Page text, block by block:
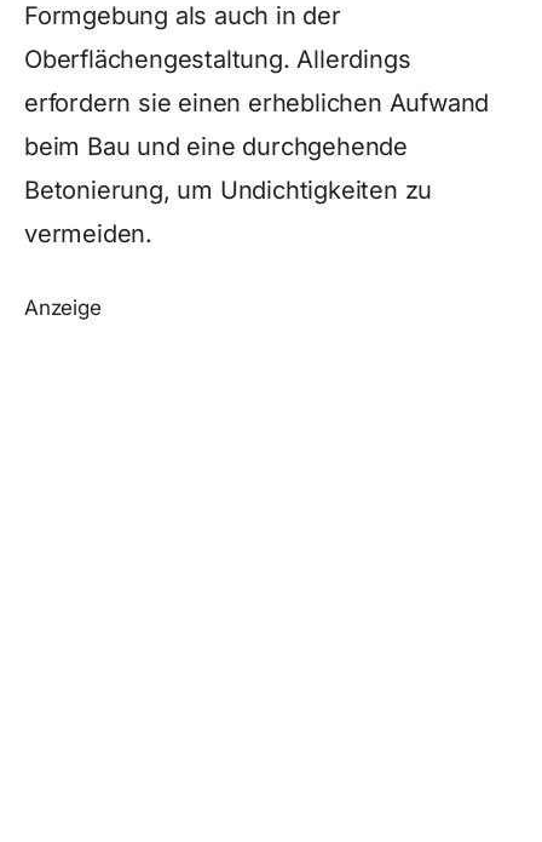
Formgebung als auch in der
Oberflächengestaltung. Allerdings
erfordern sie einen erheblichen Aufwand
beim Bau und eine durchgehende
Betonierung, um Undichtigkeiten zu
vermeiden.
Anzeige